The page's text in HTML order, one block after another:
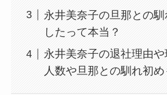
永井美奈子の旦那との
したって本当？
永井美奈子の退社理由
人数や旦那との馴れ初